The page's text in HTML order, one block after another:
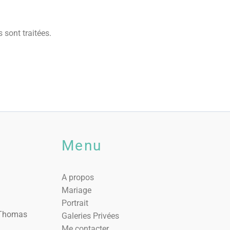
sont traitées.
Menu
A propos
Mariage
Portrait
Galeries Privées